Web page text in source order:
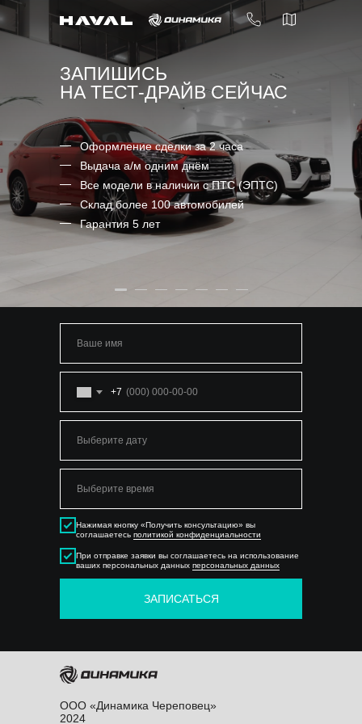
8 (8202) 201-515
ЗАПИШИСЬ
НА ТЕСТ-ДРАЙВ СЕЙЧАС
Оформление сделки за 2 часа
Выдача а/м одним днём
Все модели в наличии с ПТС (ЭПТС)
Склад более 100 автомобилей
Гарантия 5 лет
+7
Нажимая кнопку «Получить консультацию» вы
соглашаетесь политикой конфиденциальности
При отправке заявки вы соглашаетесь на использование
ваших персональных данных персональных данных
ЗАПИСАТЬСЯ
OOO «Динамика Череповец»
2024